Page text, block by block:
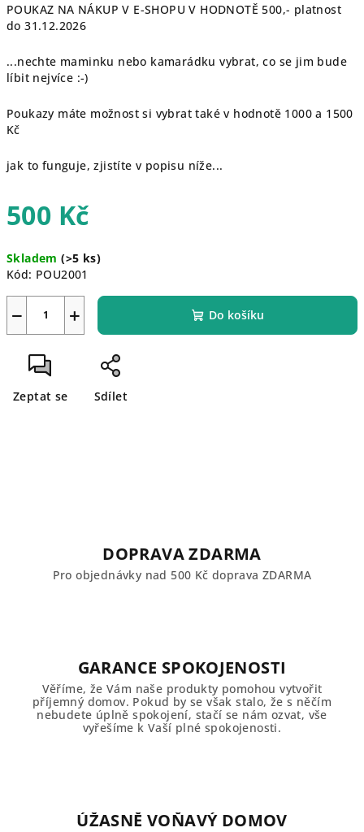
POUKAZ NA NÁKUP V E-SHOPU V HODNOTĚ 500,- platnost
do 31.12.2026
...nechte maminku nebo kamarádku vybrat, co se jim bude
líbit nejvíce :-)
Poukazy máte možnost si vybrat také v hodnotě 1000 a 1500
Kč
jak to funguje, zjistíte v popisu níže...
500 Kč
cena:
Skladem(>5 ks)
Kód: POU2001
+
− Do košíku
Zeptat se Sdílet
DOPRAVA ZDARMA
Pro objednávky nad 500 Kč doprava ZDARMA
GARANCE SPOKOJENOSTI
Věříme, že Vám naše produkty pomohou vytvořit
příjemný domov. Pokud by se však stalo, že s něčím
nebudete úplně spokojení, stačí se nám ozvat, vše
vyřešíme k Vaší plné spokojenosti.
ÚŽASNĚ VOŇAVÝ DOMOV